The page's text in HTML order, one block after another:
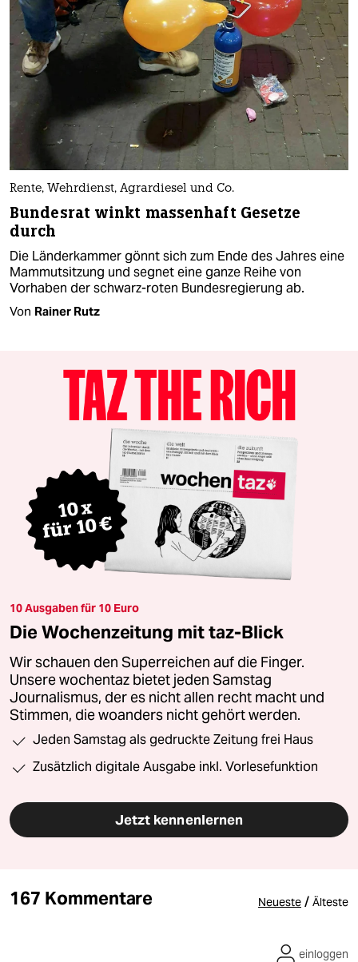
Rente, Wehrdienst, Agrardiesel und Co.
Bundesrat winkt massenhaft Gesetze
durch
Die Länderkammer gönnt sich zum Ende des Jahres eine
Mammutsitzung und segnet eine ganze Reihe von
Vorhaben der schwarz-roten Bundesregierung ab.
Von Rainer Rutz
10 Ausgaben für 10 Euro
Die Wochenzeitung mit taz-Blick
Wir schauen den Superreichen auf die Finger.
Unsere wochentaz bietet jeden Samstag
Journalismus, der es nicht allen recht macht und
Stimmen, die woanders nicht gehört werden.
Jeden Samstag als gedruckte Zeitung frei Haus
Zusätzlich digitale Ausgabe inkl. Vorlesefunktion
Jetzt kennenlernen
167 Kommentare Neueste / Älteste
einloggen